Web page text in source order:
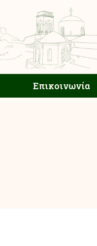
Επικοινωνία
Ζωή Επικοινωνία